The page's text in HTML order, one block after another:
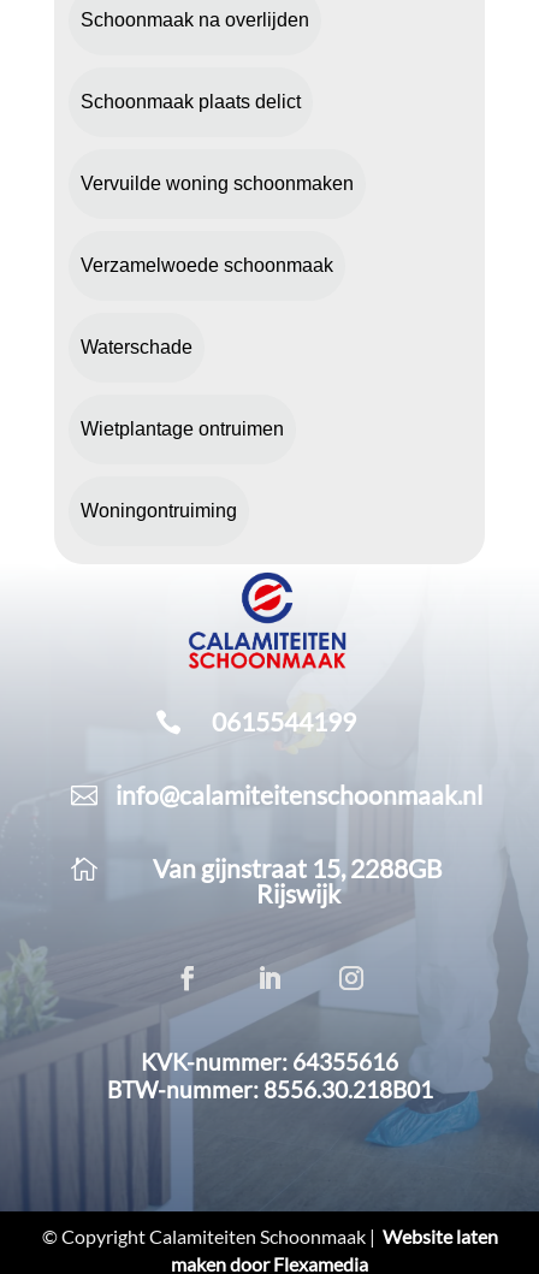
Schoonmaak na overlijden
Schoonmaak plaats delict
Vervuilde woning schoonmaken
Verzamelwoede schoonmaak
Waterschade
Wietplantage ontruimen
Woningontruiming
 0615544199
 info@calamiteitenschoonmaak.nl

Van gijnstraat 15, 2288GB
Rijswijk
KVK-nummer: 64355616
BTW-nummer: 8556.30.218B01
© Copyright Calamiteiten Schoonmaak | Website laten
maken door Flexamedia